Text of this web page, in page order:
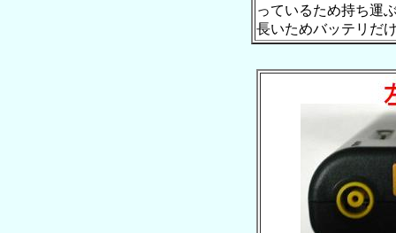
っているため持ち運
長いためバッテリだ